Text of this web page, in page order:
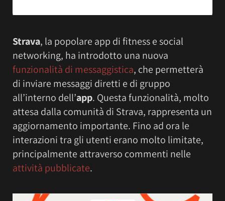
Strava, la popolare app di fitness e social
networking, ha introdotto una nuova
funzionalità di messaggistica, che permetterà
di inviare messaggi diretti e di gruppo
all’interno dell’app. Questa funzionalità, molto
attesa dalla comunità di Strava, rappresenta un
aggiornamento importante. Fino ad ora le
interazioni tra gli utenti erano molto limitate,
principalmente attraverso commenti nelle
attività pubblicate.